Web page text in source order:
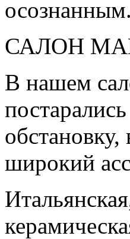
САЛОН
В нашем
широкий